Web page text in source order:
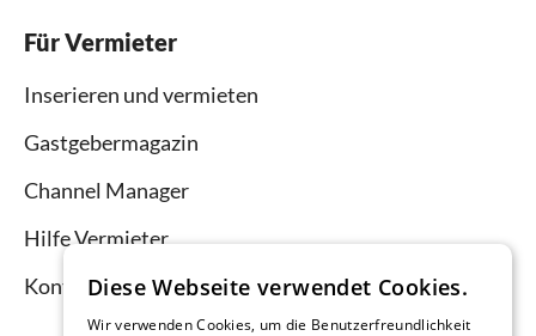
Für Vermieter
Inserieren und vermieten
Gastgebermagazin
Channel Manager
Hilfe Vermieter
KontaktDiese Webseite verwendet Cookies.
Wir verwenden Cookies, um die Benutzerfreundlichkeit